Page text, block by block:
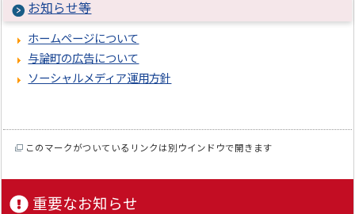
お知らせ等
ホームページについて
与論町の広告について
ソーシャルメディア運用方針
このマークがついているリンクは別ウインドウで開きます
重要なお知らせ